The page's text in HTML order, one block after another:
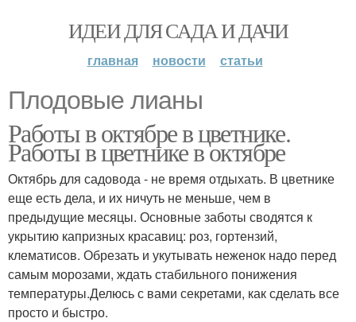
ИДЕИ ДЛЯ САДА И ДАЧИ
главная новости статьи
Плодовые лианы
Работы в октябре в цветнике.
Работы в цветнике в октябре
Октябрь для садовода - не время отдыхать. В цветнике
еще есть дела, и их ничуть не меньше, чем в
предыдущие месяцы. Основные заботы сводятся к
укрытию капризных красавиц: роз, гортензий,
клематисов. Обрезать и укутывать неженок надо перед
самым морозами, ждать стабильного понижения
температуры.Делюсь с вами секретами, как сделать все
просто и быстро.